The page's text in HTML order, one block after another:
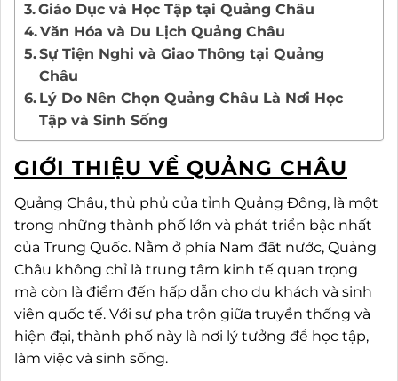
Giáo Dục và Học Tập tại Quảng Châu
Văn Hóa và Du Lịch Quảng Châu
Sự Tiện Nghi và Giao Thông tại Quảng
Châu
Lý Do Nên Chọn Quảng Châu Là Nơi Học
Tập và Sinh Sống
GIỚI THIỆU VỀ QUẢNG CHÂU
Quảng Châu, thủ phủ của tỉnh Quảng Đông, là một
trong những thành phố lớn và phát triển bậc nhất
của Trung Quốc. Nằm ở phía Nam đất nước, Quảng
Châu không chỉ là trung tâm kinh tế quan trọng
mà còn là điểm đến hấp dẫn cho du khách và sinh
viên quốc tế. Với sự pha trộn giữa truyền thống và
hiện đại, thành phố này là nơi lý tưởng để học tập,
làm việc và sinh sống.